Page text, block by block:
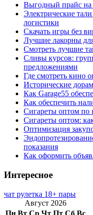
Выгодный прайс на
Электрические
логистики
Скачать игры без
Лучшие лакорны
Смотреть лучшие
Сливы курсов:
предложениями
Где смотреть кино
Исторические
Как Garage55
Как обеспечить
Сигареты оптом
Сигареты оптом:
Оптимизация
показания
Как оформить
Интересное
чат рулетка 18+ пары
Август 2026
Пн Вт Ср Чт Пт Сб Вс